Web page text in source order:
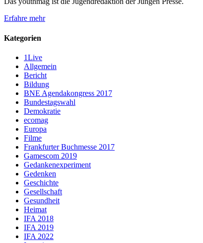
Erfahre mehr
Kategorien
1Live
Allgemein
Bericht
Bildung
BNE Agendakongress 2017
Bundestagswahl
Demokratie
ecomag
Europa
Filme
Frankfurter Buchmesse 2017
Gamescom 2019
Gedankenexperiment
Gedenken
Geschichte
Gesellschaft
Gesundheit
Heimat
IFA 2018
IFA 2019
IFA 2022